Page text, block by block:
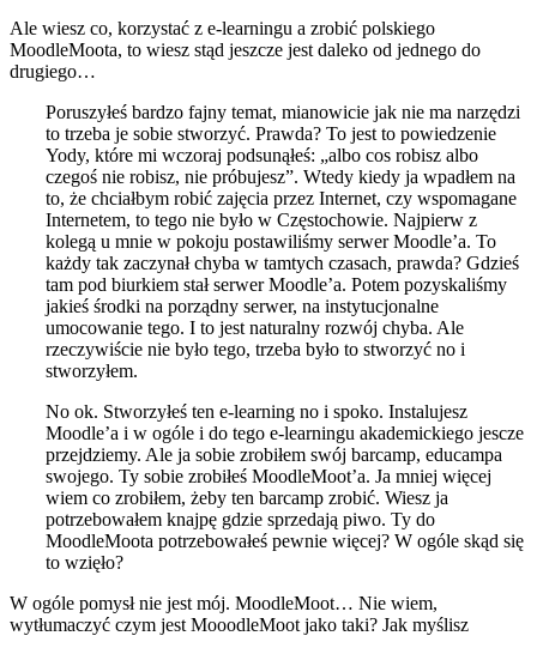
Ale wiesz co, korzystać z e-learningu a zrobić polskiego
MoodleMoota, to wiesz stąd jeszcze jest daleko od jednego do
drugiego…
Poruszyłeś bardzo fajny temat, mianowicie jak nie ma narzędzi
to trzeba je sobie stworzyć. Prawda? To jest to powiedzenie
Yody, które mi wczoraj podsunąłeś: „albo cos robisz albo
czegoś nie robisz, nie próbujesz”. Wtedy kiedy ja wpadłem na
to, że chciałbym robić zajęcia przez Internet, czy wspomagane
Internetem, to tego nie było w Częstochowie. Najpierw z
kolegą u mnie w pokoju postawiliśmy serwer Moodle’a. To
każdy tak zaczynał chyba w tamtych czasach, prawda? Gdzieś
tam pod biurkiem stał serwer Moodle’a. Potem pozyskaliśmy
jakieś środki na porządny serwer, na instytucjonalne
umocowanie tego. I to jest naturalny rozwój chyba. Ale
rzeczywiście nie było tego, trzeba było to stworzyć no i
stworzyłem.
No ok. Stworzyłeś ten e-learning no i spoko. Instalujesz
Moodle’a i w ogóle i do tego e-learningu akademickiego jescze
przejdziemy. Ale ja sobie zrobiłem swój barcamp, educampa
swojego. Ty sobie zrobiłeś MoodleMoot’a. Ja mniej więcej
wiem co zrobiłem, żeby ten barcamp zrobić. Wiesz ja
potrzebowałem knajpę gdzie sprzedają piwo. Ty do
MoodleMoota potrzebowałeś pewnie więcej? W ogóle skąd się
to wzięło?
W ogóle pomysł nie jest mój. MoodleMoot… Nie wiem,
wytłumaczyć czym jest MooodleMoot jako taki? Jak myślisz